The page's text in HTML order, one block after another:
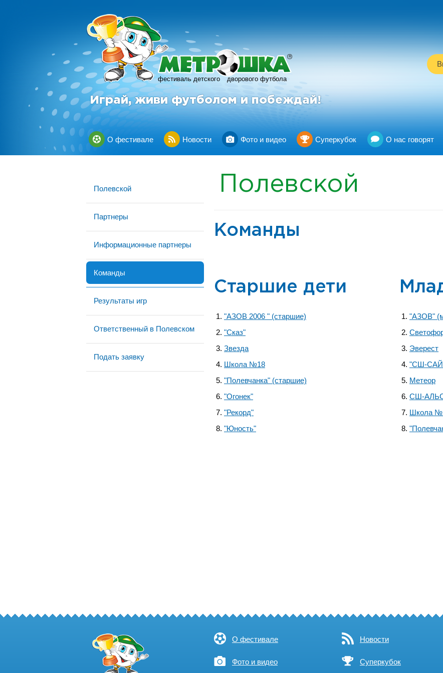
фестиваль детского дворового футбола
R
Играй, живи футболом и побеждай!
О фестивале Новости Фото и видео Суперкубок О нас говорят
Полевской
Партнеры
Информационные партнеры
Команды
Результаты игр
Ответственный в Полевском
Подать заявку
Полевской
Команды
Старшие дети
"АЗОВ 2006 " (старшие)
"Сказ"
Звезда
Школа №18
"Полевчанка" (старшие)
"Огонек"
"Рекорд"
"Юность"
"АЗОВ"
Эверест
"СШ-
Метеор
СШ-
Школа
О фестивале Новости
Фото и видео Суперкубок